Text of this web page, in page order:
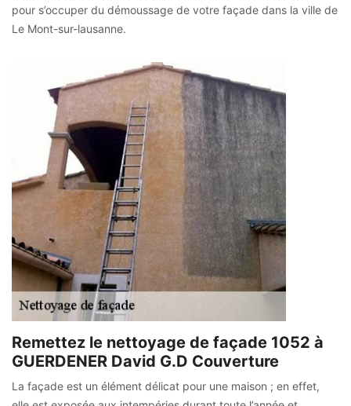
pour s’occuper du démoussage de votre façade dans la ville de
Le Mont-sur-lausanne.
Remettez le nettoyage de façade 1052 à
GUERDENER David G.D Couverture
La façade est un élément délicat pour une maison ; en effet,